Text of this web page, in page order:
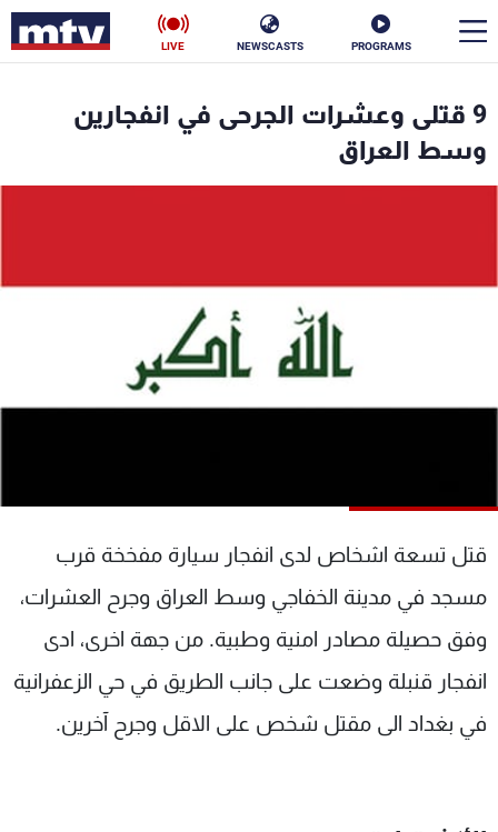
PROGRAMS
NEWSCASTS
LIVE
9 قتلى وعشرات الجرحى في انفجارين
وسط العراق
قتل تسعة اشخاص لدى انفجار سيارة مفخخة قرب
مسجد في مدينة الخفاجي وسط العراق وجرح العشرات،
وفق حصيلة مصادر امنية وطبية. من جهة اخرى، ادى
انفجار قنبلة وضعت على جانب الطريق في حي الزعفرانية
في بغداد الى مقتل شخص على الاقل وجرح آخرين.
رياضة
الترددات
الإنـتـاج
لاعلاناتكم
تواصل معنا
شروط الإسـتخدام
سياسة الخصوصية